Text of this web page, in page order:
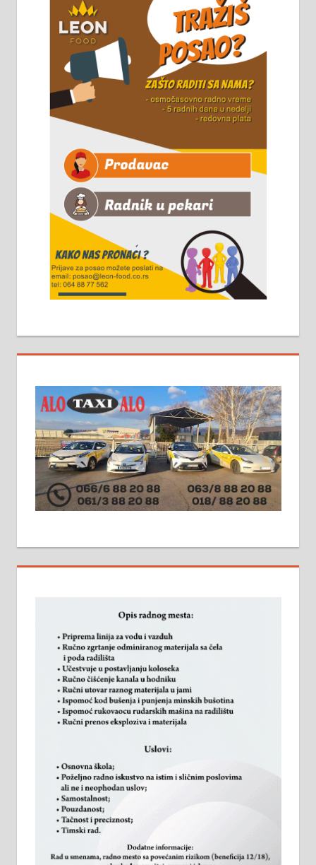
стовариште у улици Максима
Горког 26 сваког радног дана од
8 до 15 часова. 063/465-045
Чистим све врсте димњака.
061/32-13-445